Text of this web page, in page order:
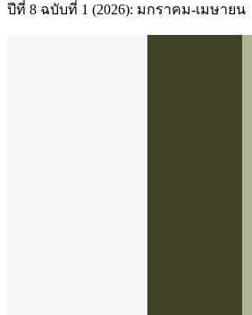
ปีที่ 8 ฉบับที่ 1 (2026): มกราคม-เมษายน